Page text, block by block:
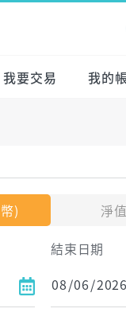
我要交易 我的
)
淨值
結束日期